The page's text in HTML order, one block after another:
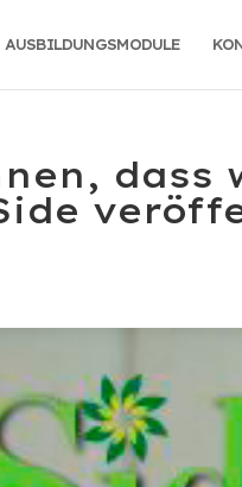
AUSBILDUNGSMODULE
dass